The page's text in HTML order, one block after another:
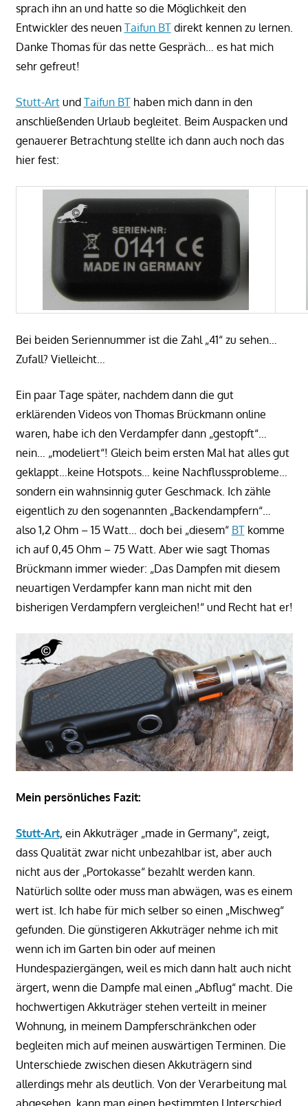
sprach ihn an und hatte so die Möglichkeit den
Entwickler des neuen Taifun BTdirekt kennen zu lernen.
Danke Thomas für das nette Gespräch… es hat mich
sehr gefreut!
Stutt-Artund Taifun BThaben mich dann in den
anschließenden Urlaub begleitet. Beim Auspacken und
genauerer Betrachtung stellte ich dann auch noch das
hier fest:
Bei beiden Seriennummer ist die Zahl „41“ zu sehen…
Zufall? Vielleicht…
Ein paar Tage später, nachdem dann die gut
erklärenden Videos von Thomas Brückmann online
waren, habe ich den Verdampfer dann „gestopft“…
nein… „modeliert“! Gleich beim ersten Mal hat alles gut
geklappt…keine Hotspots… keine Nachflussprobleme…
sondern ein wahnsinnig guter Geschmack. Ich zähle
eigentlich zu den sogenannten „Backendampfern“…
also 1,2 Ohm – 15 Watt… doch bei „diesem“ BTkomme
ich auf 0,45 Ohm – 75 Watt. Aber wie sagt Thomas
Brückmann immer wieder: „Das Dampfen mit diesem
neuartigen Verdampfer kann man nicht mit den
bisherigen Verdampfern vergleichen!“ und Recht hat er!
Mein persönliches Fazit:
Stutt-Art, ein Akkuträger „made in Germany“, zeigt,
dass Qualität zwar nicht unbezahlbar ist, aber auch
nicht aus der „Portokasse“ bezahlt werden kann.
Natürlich sollte oder muss man abwägen, was es einem
wert ist. Ich habe für mich selber so einen „Mischweg“
gefunden. Die günstigeren Akkuträger nehme ich mit
wenn ich im Garten bin oder auf meinen
Hundespaziergängen, weil es mich dann halt auch nicht
ärgert, wenn die Dampfe mal einen „Abflug“ macht. Die
hochwertigen Akkuträger stehen verteilt in meiner
Wohnung, in meinem Dampferschränkchen oder
begleiten mich auf meinen auswärtigen Terminen. Die
Unterschiede zwischen diesen Akkuträgern sind
allerdings mehr als deutlich. Von der Verarbeitung mal
abgesehen, kann man einen bestimmten Unterschied